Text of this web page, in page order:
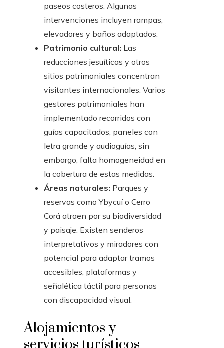
paseos costeros. Algunas
intervenciones incluyen rampas,
elevadores y baños adaptados.
Patrimonio cultural: Las
reducciones jesuíticas y otros
sitios patrimoniales concentran
visitantes internacionales. Varios
gestores patrimoniales han
implementado recorridos con
guías capacitados, paneles con
letra grande y audioguías; sin
embargo, falta homogeneidad en
la cobertura de estas medidas.
Áreas naturales: Parques y
reservas como Ybycuí o Cerro
Corá atraen por su biodiversidad
y paisaje. Existen senderos
interpretativos y miradores con
potencial para adaptar tramos
accesibles, plataformas y
señalética táctil para personas
con discapacidad visual.
Alojamientos y